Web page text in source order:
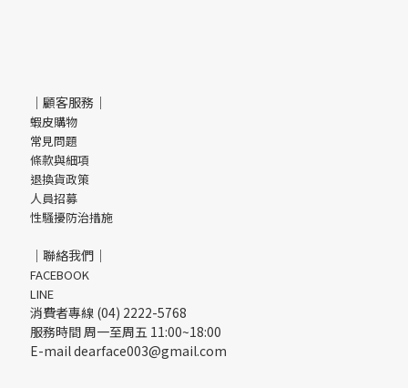
｜顧客服務｜
蝦皮購物
常見問題
條款與細項
退換貨政策
人員招募
性騷擾防治措施
｜聯絡我們｜
FACEBOOK
LINE
消費者專線 (04) 2222-5768
服務時間 周一至周五 11:00~18:00
E-mail dearface003@gmail.com